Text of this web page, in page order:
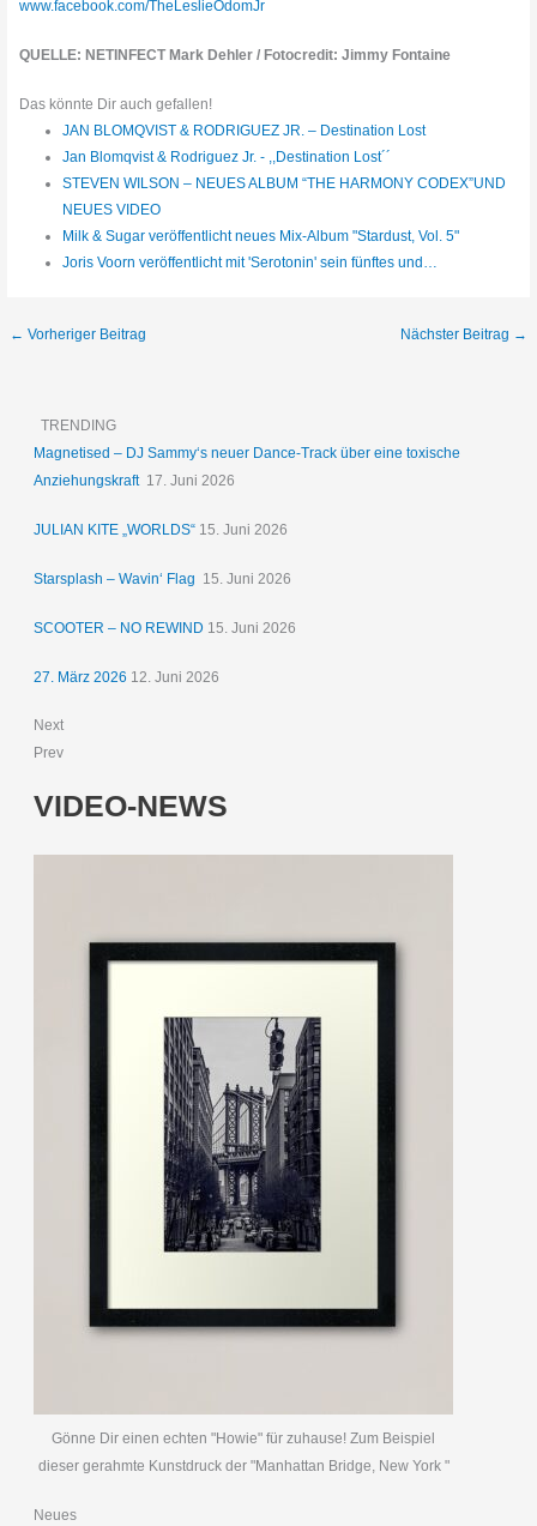
www.facebook.com/TheLeslieOdomJr
QUELLE: NETINFECT Mark Dehler / Fotocredit: Jimmy Fontaine
Das könnte Dir auch gefallen!
JAN BLOMQVIST & RODRIGUEZ JR. – Destination Lost
Jan Blomqvist & Rodriguez Jr. - ,,Destination Lost´´
STEVEN WILSON – NEUES ALBUM “THE HARMONY CODEX”UND
NEUES VIDEO
Milk & Sugar veröffentlicht neues Mix-Album "Stardust, Vol. 5"
Joris Voorn veröffentlicht mit 'Serotonin' sein fünftes und…
← Vorheriger Beitrag Nächster Beitrag →
TRENDING
Magnetised – DJ Sammy‘s neuer Dance-Track über eine toxische
Anziehungskraft 17. Juni 2026
JULIAN KITE „WORLDS“ 15. Juni 2026
Starsplash – Wavin‘ Flag 15. Juni 2026
SCOOTER – NO REWIND 15. Juni 2026
27. März 2026 12. Juni 2026
Next
Prev
VIDEO-NEWS
Gönne Dir einen echten "Howie" für zuhause! Zum Beispiel
dieser gerahmte Kunstdruck der "Manhattan Bridge, New York "
Neues